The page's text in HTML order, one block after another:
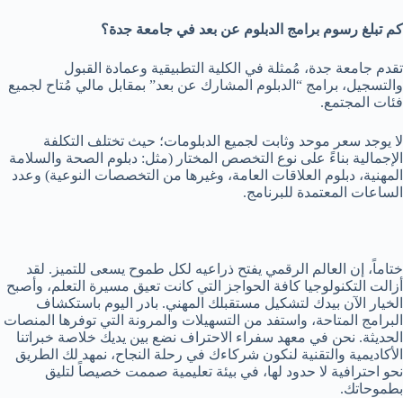
كم تبلغ رسوم برامج الدبلوم عن بعد في جامعة جدة؟
تقدم جامعة جدة، مُمثلة في الكلية التطبيقية وعمادة القبول
والتسجيل، برامج “الدبلوم المشارك عن بعد” بمقابل مالي مُتاح لجميع
فئات المجتمع.
لا يوجد سعر موحد وثابت لجميع الدبلومات؛ حيث تختلف التكلفة
الإجمالية بناءً على نوع التخصص المختار (مثل: دبلوم الصحة والسلامة
المهنية، دبلوم العلاقات العامة، وغيرها من التخصصات النوعية) وعدد
الساعات المعتمدة للبرنامج.
ختاماً، إن العالم الرقمي يفتح ذراعيه لكل طموح يسعى للتميز. لقد
أزالت التكنولوجيا كافة الحواجز التي كانت تعيق مسيرة التعلم، وأصبح
الخيار الآن بيدك لتشكيل مستقبلك المهني. بادر اليوم باستكشاف
البرامج المتاحة، واستفد من التسهيلات والمرونة التي توفرها المنصات
الحديثة. نحن في معهد سفراء الاحتراف نضع بين يديك خلاصة خبراتنا
الأكاديمية والتقنية لنكون شركاءك في رحلة النجاح، نمهد لك الطريق
نحو احترافية لا حدود لها، في بيئة تعليمية صممت خصيصاً لتليق
بطموحاتك.